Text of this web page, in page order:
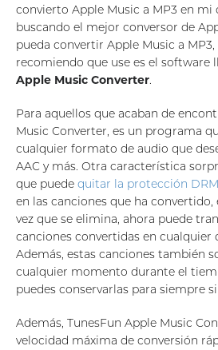
convierto Apple Music a MP3 en mi
buscando el mejor conversor de
pueda convertir Apple Music a
recomiendo que use es el software
Apple Music Converter.
Para aquellos que acaban de
Music Converter, es un programa
cualquier formato de audio que
AAC y más. Otra característica
que puede quitar la protección DRM
en las canciones que ha
vez que se elimina, ahora puede
canciones convertidas en cualquier
Además, estas canciones también
cualquier momento durante el
puedes conservarlas para siempre
Además, TunesFun Apple Music
velocidad máxima de conversión